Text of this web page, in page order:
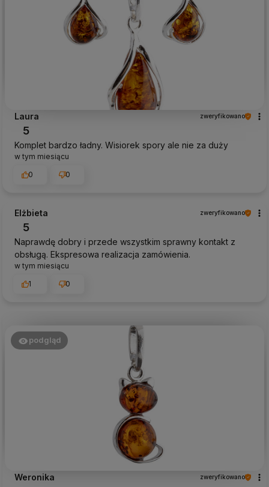
Laura zweryfikowano
5
Komplet bardzo ładny. Wisiorek spory ale nie za duży
w tym miesiącu
0
0
Elżbieta zweryfikowano
5
Naprawdę dobry i przede wszystkim sprawny kontakt z
obsługą. Ekspresowa realizacja zamówienia.
w tym miesiącu
1
0
podgląd
Weronika zweryfikowano